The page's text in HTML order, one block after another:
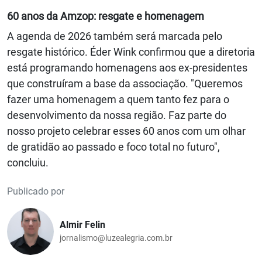
60 anos da Amzop: resgate e homenagem
A agenda de 2026 também será marcada pelo
resgate histórico. Éder Wink confirmou que a diretoria
está programando homenagens aos ex-presidentes
que construíram a base da associação. "Queremos
fazer uma homenagem a quem tanto fez para o
desenvolvimento da nossa região. Faz parte do
nosso projeto celebrar esses 60 anos com um olhar
de gratidão ao passado e foco total no futuro",
concluiu.
Publicado por
Almir Felin
jornalismo@luzealegria.com.br